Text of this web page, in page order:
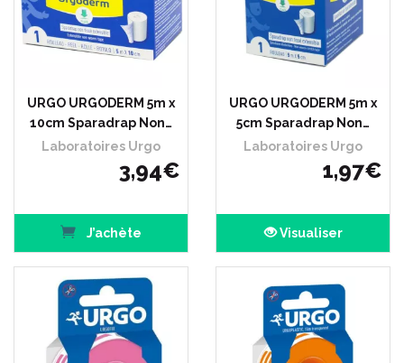
URGO URGODERM 5m x
10cm Sparadrap Non…
Laboratoires Urgo
3,94€
J’achète
URGO URGODERM 5m x
5cm Sparadrap Non…
Laboratoires Urgo
1,97€
Visualiser